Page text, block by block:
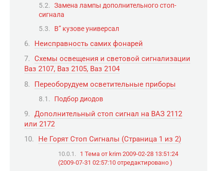
Замена лампы дополнительного стоп-
сигнала
В” кузове универсал
Неисправность самих фонарей
Схемы освещения и световой сигнализации
Ваз 2107, Ваз 2105, Ваз 2104
Переоборудуем осветительные приборы
Подбор диодов
Дополнительный стоп сигнал на ВАЗ 2112
или 2172
Не Горят Стоп Сигналы (Страница 1 из 2)
1 Тема от krim 2009-02-28 13:51:24
(2009-07-31 02:57:10 отредактировано )